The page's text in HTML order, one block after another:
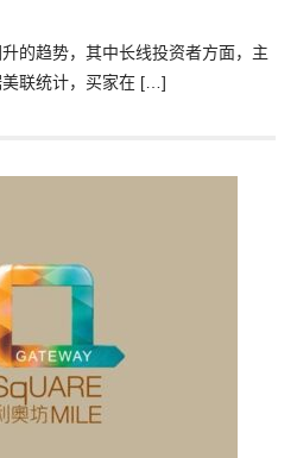
的趋势，其中长线投资者方面，主
联统计，买家在 […]